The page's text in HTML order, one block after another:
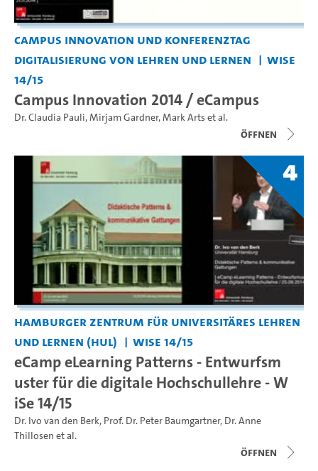
Campus Innovation und Konferenztag
Digitalisierung von Lehren und Lernen
WiSe
14/15
Campus Innovation 2014 / eCampus
Dr. Claudia Pauli,Mirjam Gardner,Mark Artset al.
Öffnen
4
Hamburger Zentrum für Universitäres Lehren
und Lernen (HUL)
WiSe 14/15
eCamp eLearning Patterns - Entwurfsm
uster für die digitale Hochschullehre - W
iSe 14/15
Dr. Ivo van den Berk, Prof. Dr. Peter Baumgartner, Dr. Anne
Thillosen et al.
Öffnen